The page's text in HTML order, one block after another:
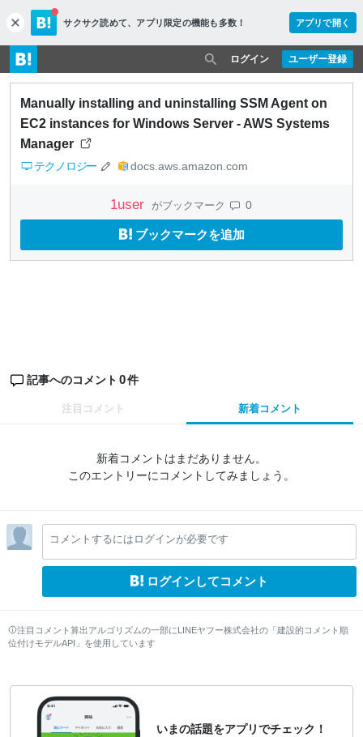
c
l
o
s
e
サクサク読めて、 アプリ限定の機能も多数！ アプリで開く
ユーザー登録
ログイン
Manually installing and uninstalling SSM Agent on
EC2 instances for Windows Server - AWS Systems
Manager
テクノロジー docs.aws.amazon.com
1user がブックマーク 0
ブックマークを追加
記事へのコメント 0件
注目コメント 新着コメント
新着コメントはまだありません。
このエントリーにコメントしてみましょう。
コメントするにはログインが必要です
ログインしてコメント
注目コメント算出アルゴリズムの一部にLINEヤフー株式会社の「建設的コメント順
位付けモデルAPI」を使用しています
いまの話題をアプリでチェック！